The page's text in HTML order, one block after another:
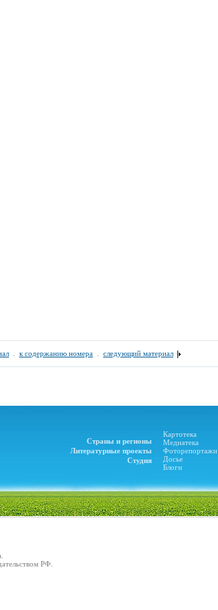
к содержанию номера следующий материал
Страны и регионы
Литературные проекты
Студия
Картотека
Медиатека
Фоторепортажи
Досье
Блоги
РФ.